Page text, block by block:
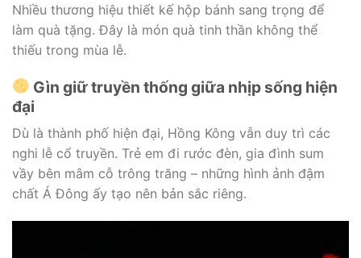
Nhiều thương hiệu thiết kế hộp bánh sang trọng để
làm quà tặng. Đây là món quà tinh thần không thể
thiếu trong mùa lễ.
Gìn giữ truyền thống giữa nhịp sống hiện
đại
Dù là thành phố hiện đại, Hồng Kông vẫn duy trì các
nghi lễ cổ truyền. Trẻ em đi rước đèn, gia đình sum
vầy bên mâm cỗ trông trăng – những hình ảnh đậm
chất Á Đông ấy tạo nên bản sắc riêng.